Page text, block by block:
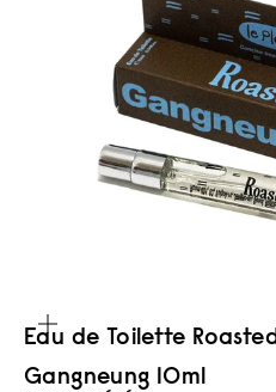
Bild vergrößern
Eau de Toilette
Gangneung 10ml